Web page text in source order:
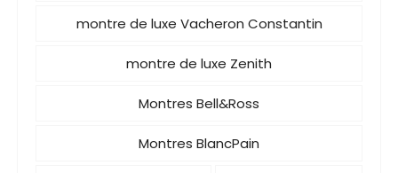
montre de luxe Vacheron Constantin
montre de luxe Zenith
Montres Bell&Ross
Montres BlancPain